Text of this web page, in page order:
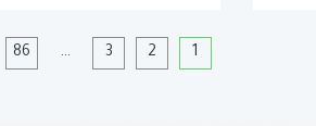
1
2
3
…
86